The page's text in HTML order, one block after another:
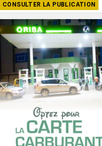
CONSULTER LA PUBLICATION